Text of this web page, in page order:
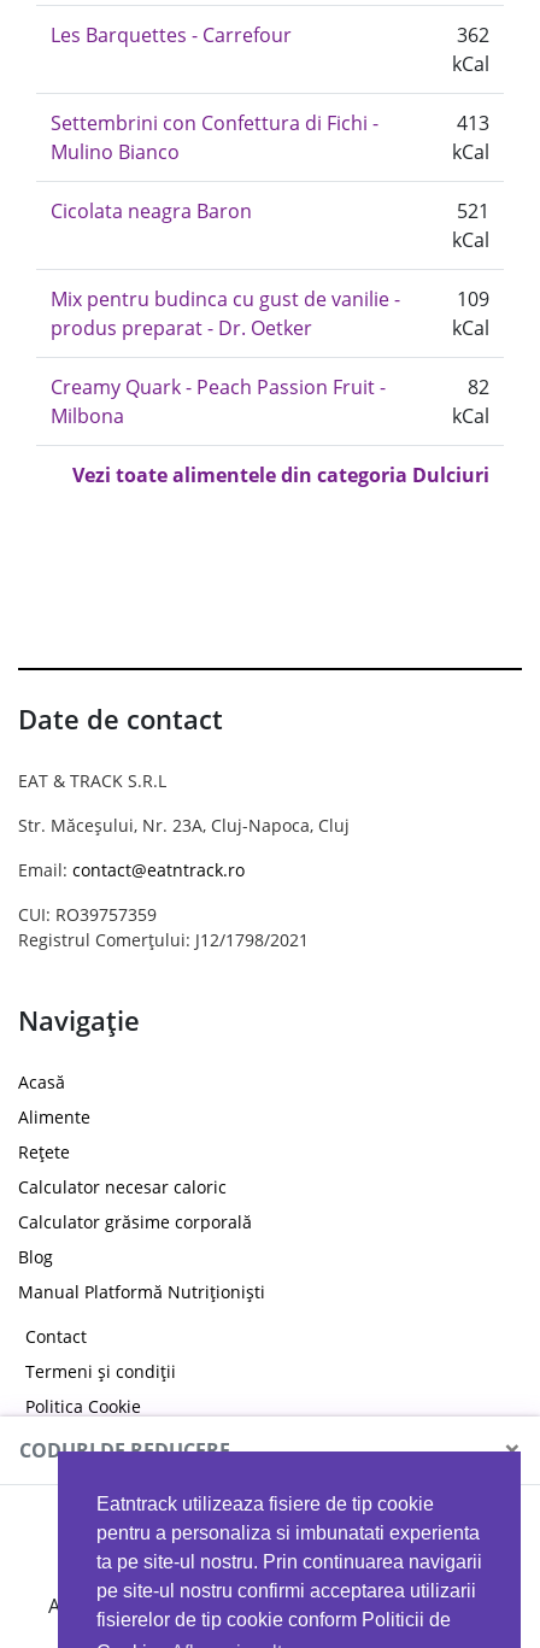
Eatntrack utilizeaza fisiere de tip cookie
pentru a personaliza si imbunatati experienta
ta pe site-ul nostru. Prin continuarea navigarii
pe site-ul nostru confirmi acceptarea utilizarii
fisierelor de tip cookie conform Politicii de
Les Barquettes - Carrefour
362
kCal
Settembrini con Confettura di Fichi -
Mulino Bianco
413
kCal
Cicolata neagra Baron
521
kCal
Mix pentru budinca cu gust de vanilie -
produs preparat - Dr. Oetker
109
kCal
Creamy Quark - Peach Passion Fruit -
Milbona
82
kCal
Vezi toate alimentele din categoria Dulciuri
Date de contact
EAT & TRACK S.R.L
Str. Măceșului, Nr. 23A, Cluj-Napoca, Cluj
Email: contact@eatntrack.ro
CUI: RO39757359
Registrul Comerțului: J12/1798/2021
Navigație
Acasă
Alimente
Rețete
Calculator necesar caloric
Calculator grăsime corporală
Blog
Manual Platformă Nutriționiști
Contact
Termeni și condiții
Politica Cookie
Politica de confidențialitate
CODURI DE REDUCERE ×
MYPROTEIN
Ai 40%reducere la orice comandă folosind codul
EATTRACK